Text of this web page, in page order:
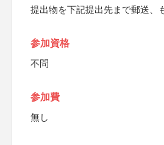
提出物を下記提出先まで郵送、
参加資格
不問
参加費
無し